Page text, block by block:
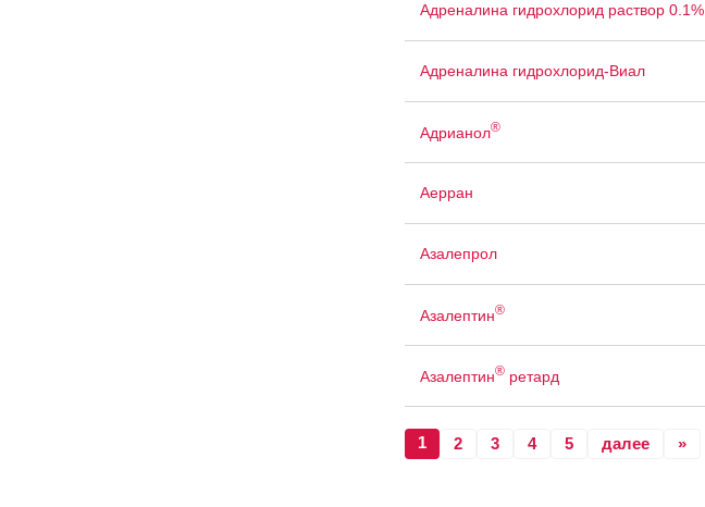
Адреналина гидрохлорид раствор 0.1%
Адреналина гидрохлорид-Виал
Адрианол®
Аерран
Азалепрол
Азалептин®
Азалептин®ретард
1 2 3 4 5 далее »